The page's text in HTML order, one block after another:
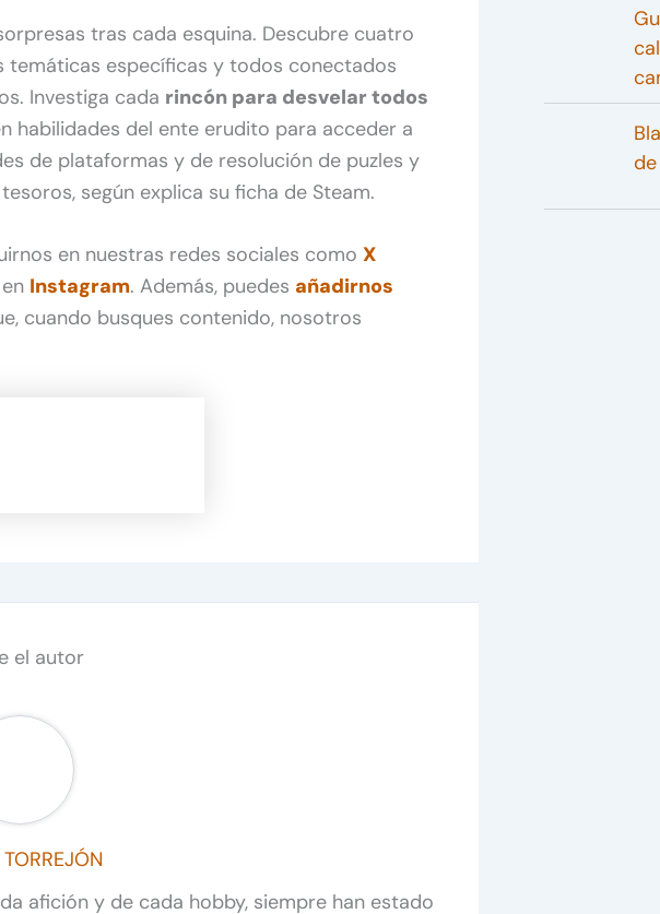
tras cada esquina. Descubre cuatro
temáticas específicas y todos conectados
Investiga cada rincón para desvelar todos
habilidades del ente erudito para acceder a
de plataformas y de resolución de puzles y
según explica su ficha de Steam.
en nuestras redes sociales como X
Instagram. Además, puedes añadirnos
cuando busques contenido, nosotros
el autor
afición y de cada hobby, siempre han estado